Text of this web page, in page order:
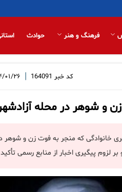
فرهنگ و هنر حوادث
کد خبر 164091
| ۱۴۰۴/۰۱/
و شوهر در محله
خانوادگی که منجر به فوت زن و شوهر
پیگیری اخبار از منابع رسمی تأکید